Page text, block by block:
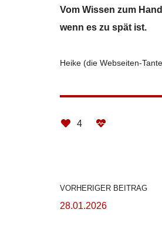
Vom Wissen zum
wenn es zu spät ist.
Heike (die Webseiten-
4
VORHERIGER BEITRAG
28.01.2026